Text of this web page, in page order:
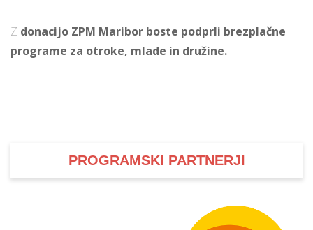
Z donacijo ZPM Maribor boste podprli brezplačne
programe za otroke, mlade in družine.
PROGRAMSKI PARTNERJI